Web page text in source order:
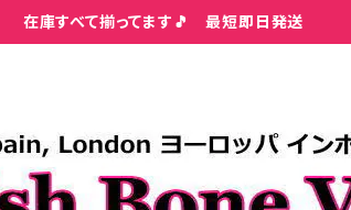
在庫すべて揃ってます🎵 最短即日発送